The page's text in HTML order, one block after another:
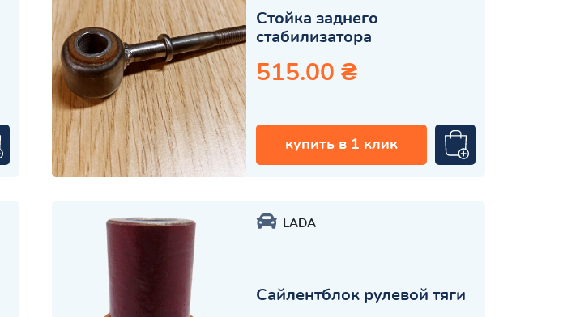
Стойка заднего
стабилизатора
515.00 ₴
купить в 1 клик
LADA
Сайлентблок рулевой тяги